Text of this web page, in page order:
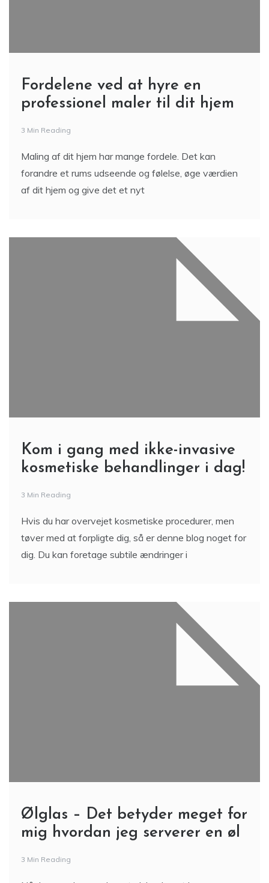
Fordelene ved at hyre en
professionel maler til dit hjem
3 Min Reading
Maling af dit hjem har mange fordele. Det kan
forandre et rums udseende og følelse, øge værdien
af dit hjem og give det et nyt
Kom i gang med ikke-invasive
kosmetiske behandlinger i dag!
3 Min Reading
Hvis du har overvejet kosmetiske procedurer, men
tøver med at forpligte dig, så er denne blog noget for
dig. Du kan foretage subtile ændringer i
Ølglas – Det betyder meget for
mig hvordan jeg serverer en øl
3 Min Reading